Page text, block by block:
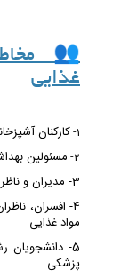
👥
غذایی
1- کارکنان
2- مسئولین
3- مدیران و ناظران صنایع غذایی و زنجیره تأمین
4- افسران، ناظران، مهندسان، کارشناسان و مدیران
مواد غذایی
5- دانشجویان
پزشکی